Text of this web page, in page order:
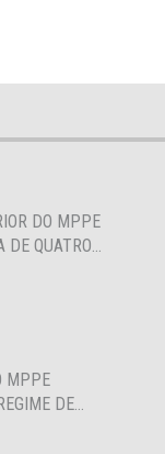
DO MPPE
DE QUATRO
MPPE
DE